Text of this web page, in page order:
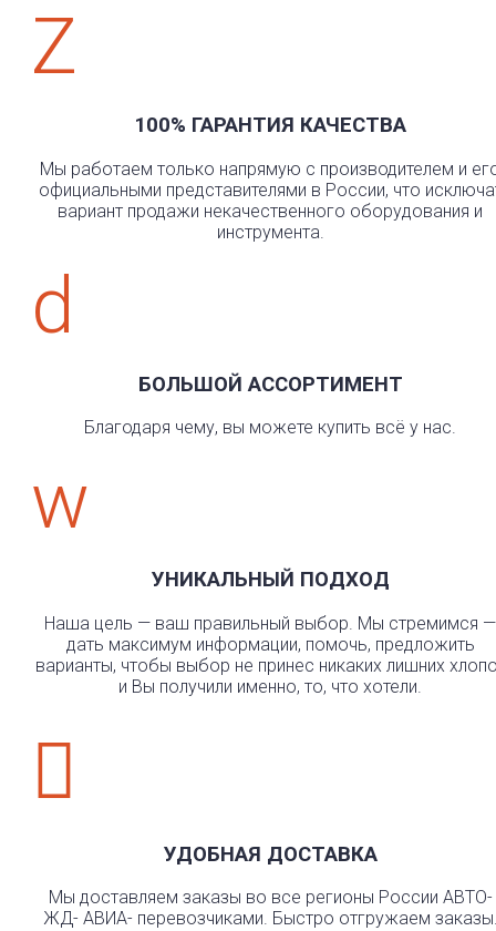
Z
100% ГАРАНТИЯ КАЧЕСТВА
Мы работаем только напрямую с производителем и
официальными представителями в России, что
вариант продажи некачественного оборудования и
инструмента.
d
БОЛЬШОЙ АССОРТИМЕНТ
Благодаря чему, вы можете купить всё у нас.
w
УНИКАЛЬНЫЙ ПОДХОД
Наша цель — ваш правильный выбор. Мы стремимся —
дать максимум информации, помочь, предложить
варианты, чтобы выбор не принес никаких лишних
и Вы получили именно, то, что хотели.

УДОБНАЯ ДОСТАВКА
Мы доставляем заказы во все регионы России АВТО-
ЖД- АВИА- перевозчиками. Быстро отгружаем